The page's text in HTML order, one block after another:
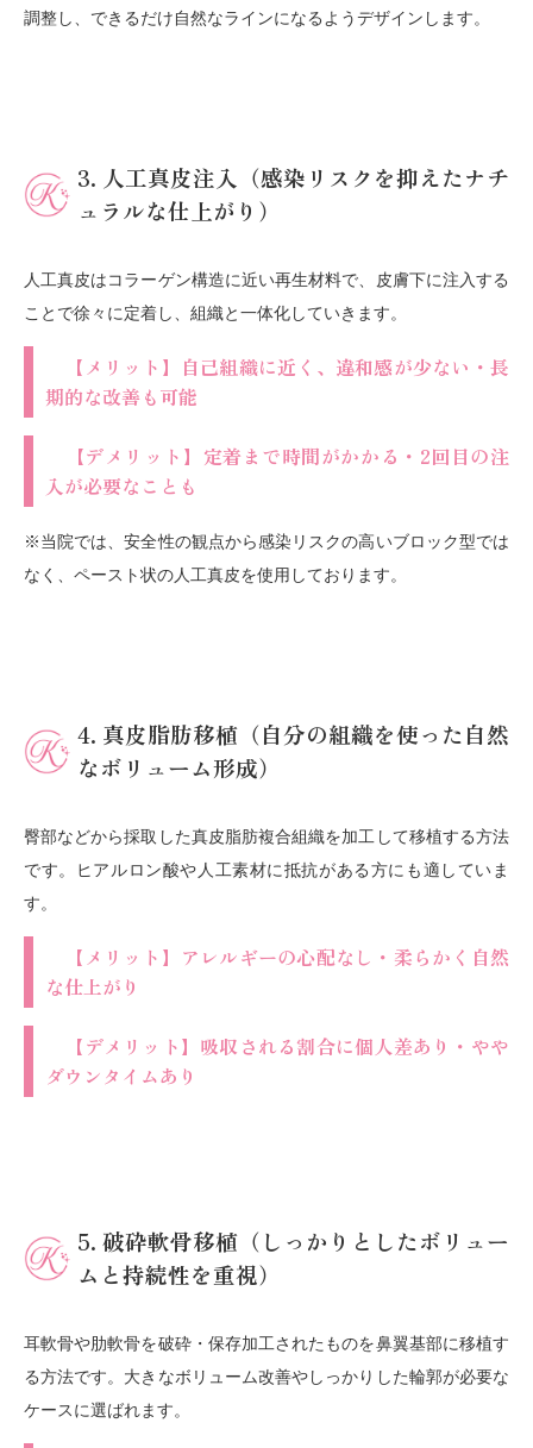
調整し、できるだけ自然なラインになるようデザインします。
3. 人工真皮注入（感染リスクを抑えたナチ
ュラルな仕上がり）
人工真皮はコラーゲン構造に近い再生材料で、皮膚下に注入する
ことで徐々に定着し、組織と一体化していきます。
【メリット】自己組織に近く、違和感が少ない・長
期的な改善も可能
【デメリット】定着まで時間がかかる・2回目の注
入が必要なことも
※当院では、安全性の観点から感染リスクの高いブロック型では
なく、ペースト状の人工真皮を使用しております。
4. 真皮脂肪移植（自分の組織を使った自然
なボリューム形成）
臀部などから採取した真皮脂肪複合組織を加工して移植する方法
です。ヒアルロン酸や人工素材に抵抗がある方にも適していま
す。
【メリット】アレルギーの心配なし・柔らかく自然
な仕上がり
【デメリット】吸収される割合に個人差あり・やや
ダウンタイムあり
5. 破砕軟骨移植（しっかりとしたボリュー
ムと持続性を重視）
耳軟骨や肋軟骨を破砕・保存加工されたものを鼻翼基部に移植す
る方法です。大きなボリューム改善やしっかりした輪郭が必要な
ケースに選ばれます。